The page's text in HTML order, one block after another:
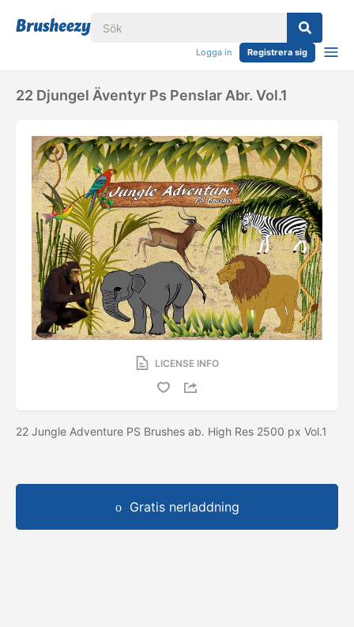
Logga in Registrera sig
22 Djungel Äventyr Ps Penslar Abr. Vol.1
LICENSE INFO
22 Jungle Adventure PS Brushes ab. High Res 2500 px Vol.1
Gratis nerladdning